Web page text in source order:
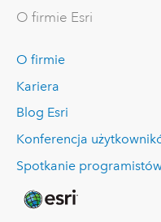
O firmie Esri
O firmie
Kariera
Blog Esri
Konferencja
Spotkanie